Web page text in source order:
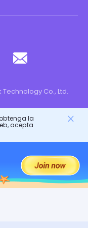
Co., Ltd.
la
acepta